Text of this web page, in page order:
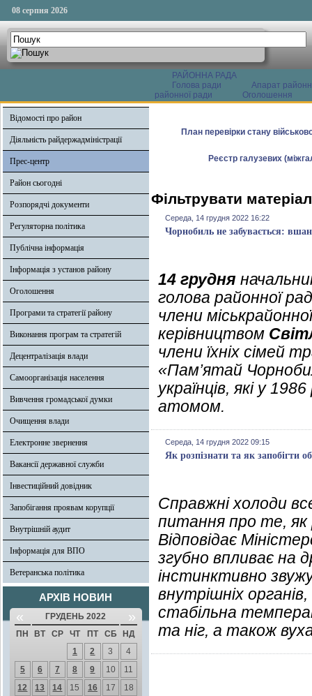
08 серпня 2026
РАЙОННА РАДА
Голова ради
Апарат
районної ради
Оголошення
Відомості про район
Діяльність райдержадміністрації
Прес-центр
Район сьогодні
Розпорядчі документи
Регуляторна політика
Публічна інформація
Інформація з установ району
Оголошення
Програми та стратегії району
Виконання програм та стратегій
Децентралізація влади
Самоорганізація населення
Вивчення громадської думки
Очищення влади
Електронне звернення
Вакансії державної служби
Інвестиційний довідник
Запобігання проявам корупції
Внутрішній аудит
Інформація для ВПО
Ветеранська політика
АРХІВ НОВИН
« ГРУДЕНЬ 2022 »
ПН ВТ СР ЧТ ПТ СБ
НД
1
2 3
4
5
6 7 8 9 10
11
12
13 14 15 16 17
18
План перевірки стану
Реєстр галузевих
Фільтрувати
Середа, 14 грудня 2022 16:22
Чорнобиль не забувається:
14 грудня
голова районної
члени
керівництвом
члени їхніх сімей
«Пам’ятай
українців, які у
атомом.
Середа, 14 грудня 2022 09:15
Як розпізнати та як запобігти
Справжні холоди
питання про те, як
Відповідає
згубно впливає на
інстинктивно
внутрішніх
стабільна
та ніг, а також